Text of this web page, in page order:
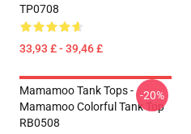
TP0708
33,93 £ - 39,46 £
Mamamoo Tank Tops -
Mamamoo Colorful Tank Top
RB0508
-20%